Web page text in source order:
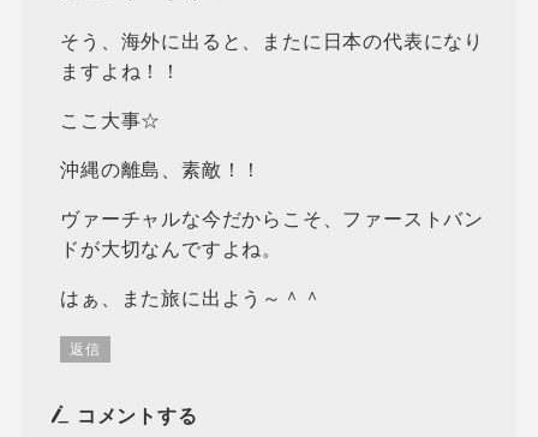
そう、海外に出ると、またに日本の代表になり
ますよね！！
ここ大事☆
沖縄の離島、素敵！！
ヴァーチャルな今だからこそ、ファーストバン
ドが大切なんですよね。
はぁ、また旅に出よう～＾＾
返信
コメントする